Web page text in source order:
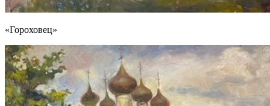
«Гороховец»